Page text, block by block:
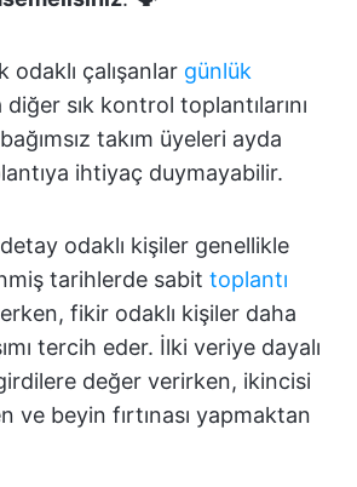
odaklı çalışanlar günlük
diğer sık kontrol toplantılarını
takım üyeleri ayda
ihtiyaç duymayabilir.
odaklı kişiler genellikle
tarihlerde sabit toplantı
fikir odaklı kişiler daha
tercih eder. İlki veriye dayalı
değer verirken, ikincisi
ve beyin fırtınası yapmaktan